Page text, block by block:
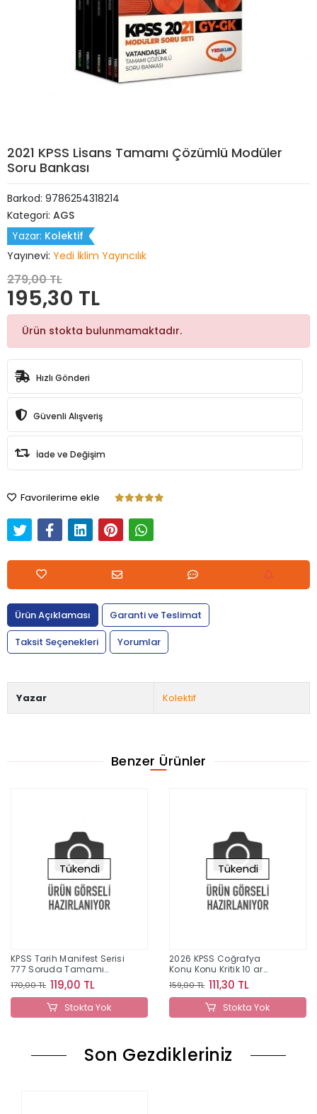
2021 KPSS Lisans Tamamı Çözümlü Modüler
Soru Bankası
Barkod: 9786254318214
Kategori: AGS
Yazar: Kolektif
Yayınevi: Yedi İklim Yayıncılık
279,00 TL
195,30 TL
Ürün stokta bulunmamaktadır.
Hızlı Gönderi
Güvenli Alışveriş
İade ve Değişim
Favorilerime ekle
Ürün Açıklaması
Garanti ve Teslimat
Taksit Seçenekleri
Yorumlar
Yazar Kolektif
Benzer Ürünler
Tükendi
KPSS Tarih Manifest Serisi
777 Soruda Tamamı
Video Çözümlü Tekrar
Kitabı
170,00 TL 119,00 TL
Stokta Yok
Tükendi
2026 KPSS Coğrafya
Konu Konu Kritik 10 ar
Soru +5 Kritik Deneme
159,00 TL 111,30 TL
Stokta Yok
Son Gezdikleriniz